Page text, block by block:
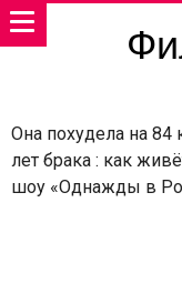
Она похудела на 84
лет брака : как
шоу «Однажды в